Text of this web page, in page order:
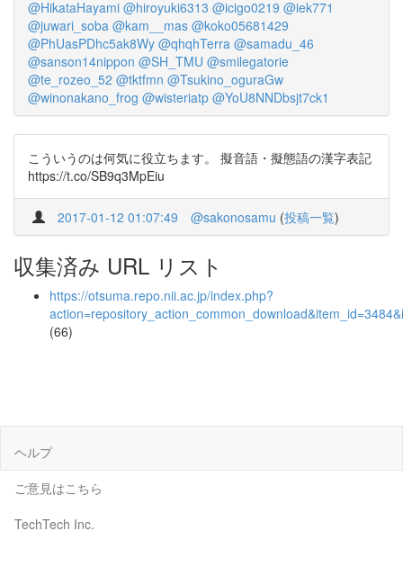
@HikataHayami @hiroyuki6313 @icigo0219 @iek771
@juwari_soba @kam__mas @koko05681429
@PhUasPDhc5ak8Wy @qhqhTerra @samadu_46
@sanson14nippon @SH_TMU @smilegatorie
@te_rozeo_52 @tktfmn @Tsukino_oguraGw
@winonakano_frog @wisteriatp @YoU8NNDbsjt7ck1
こういうのは何気に役立ちます。 擬音語・擬態語の漢字表記
https://t.co/SB9q3MpEiu
2017-01-12 01:07:49 @sakonosamu (投稿一覧)
収集済み URL リスト
https://otsuma.repo.nii.ac.jp/index.php?
(66)
ヘルプ
ご意見はこちら
TechTech Inc.